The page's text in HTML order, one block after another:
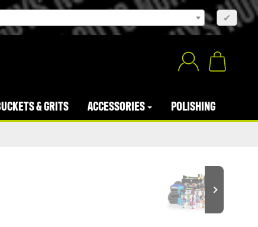
✔
& GRITS ACCESSORIES POLISHING